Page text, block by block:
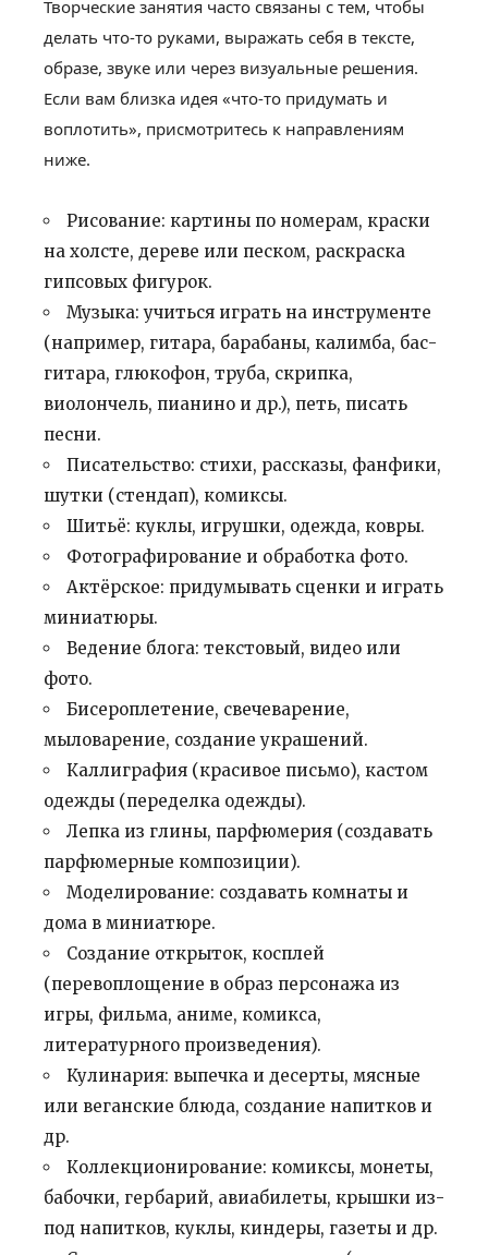
Творческие занятия часто связаны с тем, чтобы
делать что-то руками, выражать себя в тексте,
образе, звуке или через визуальные решения.
Если вам близка идея «что-то придумать и
воплотить», присмотритесь к направлениям
ниже.
Рисование: картины по номерам, краски
на холсте, дереве или песком, раскраска
гипсовых фигурок.
Музыка: учиться играть на инструменте
(например, гитара, барабаны, калимба, бас-
гитара, глюкофон, труба, скрипка,
виолончель, пианино и др.), петь, писать
песни.
Писательство: стихи, рассказы, фанфики,
шутки (стендап), комиксы.
Шитьё: куклы, игрушки, одежда, ковры.
Фотографирование и обработка фото.
Актёрское: придумывать сценки и играть
миниатюры.
Ведение блога: текстовый, видео или
фото.
Бисероплетение, свечеварение,
мыловарение, создание украшений.
Каллиграфия (красивое письмо), кастом
одежды (переделка одежды).
Лепка из глины, парфюмерия (создавать
парфюмерные композиции).
Моделирование: создавать комнаты и
дома в миниатюре.
Создание открыток, косплей
(перевоплощение в образ персонажа из
игры, фильма, аниме, комикса,
литературного произведения).
Кулинария: выпечка и десерты, мясные
или веганские блюда, создание напитков и
др.
Коллекционирование: комиксы, монеты,
бабочки, гербарий, авиабилеты, крышки из-
под напитков, куклы, киндеры, газеты и др.